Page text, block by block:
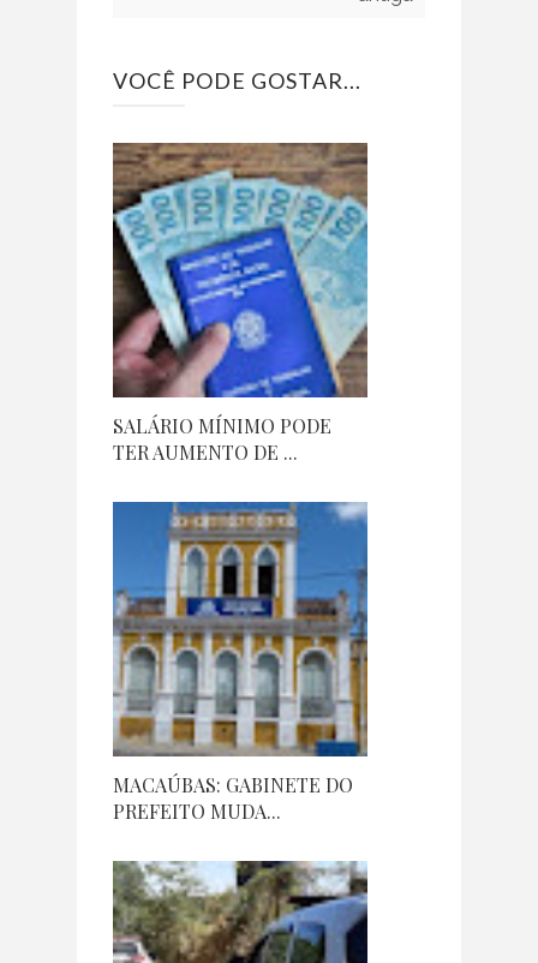
VOCÊ PODE GOSTAR...
SALÁRIO MÍNIMO PODE
TER AUMENTO DE ...
MACAÚBAS: GABINETE DO
PREFEITO MUDA...